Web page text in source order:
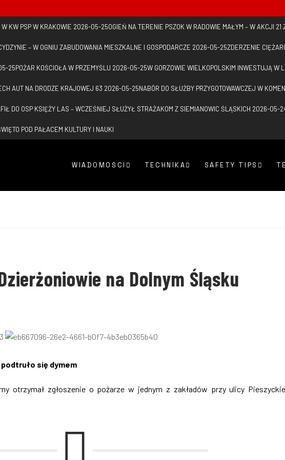
W KW PSP W KRAKOWIE 2026-05-25OGIEŃ NA TERENIE PSZOK W RADOWIE MAŁYM – W AKCJI
– W OGNIU ZABUDOWANIA MIESZKALNE I GOSPODARCZE 2026-05-25ZDERZENIE
25POŻAR KOŚCIOŁA W PRZEMYŚLU 2026-05-25W GORZOWIE WIELKOPOLSKIM INWESTUJĄ W
AUT NA DRODZE KRAJOWEJ 63 2026-05-25NABÓR DO SŁUŻBY PRZYGOTOWAWCZEJ W
DO OSP KSIĘŻY LAS – WCZEŚNIEJ SŁUŻYŁ STRAŻAKOM Z SIEMIANOWIC ŚLĄSKICH 2026-05-
POD PAŁACEM KULTURY I NAUKI
WIADOMOŚCI TECHNIKA SAFETY TIPS
na Dolnym Śląsku
się dymem
otrzymał zgłoszenie o pożarze w jednym z zakładów przy ulicy